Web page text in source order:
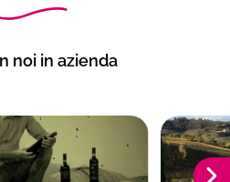
noi in azienda